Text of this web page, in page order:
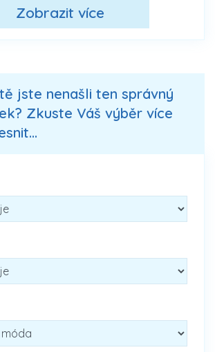
Zobrazit více
jste nenašli ten správný
Zkuste Váš výběr více